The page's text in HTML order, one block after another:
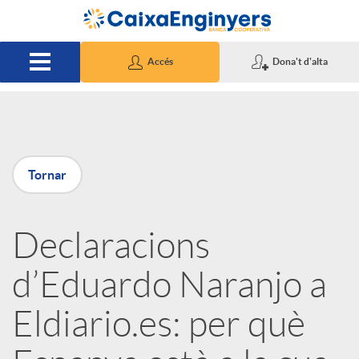
Salta al contingut principal
Accés Dona't d'alta
P
u
b
l
Tornar
Declaracions
d’Eduardo Naranjo a
Eldiario.es: per què